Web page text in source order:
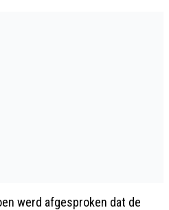
werd afgesproken dat de